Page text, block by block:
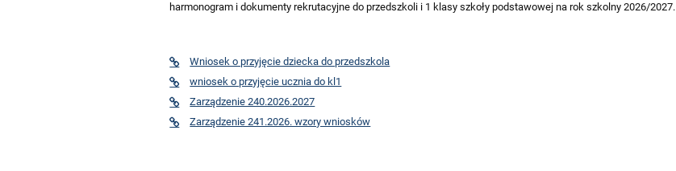
harmonogram i dokumenty rekrutacyjne do przedszkoli i 1 klasy szkoły podstawowej na rok szkolny 2026/2027.
Wniosek o przyjęcie dziecka do przedszkola
wniosek o przyjęcie ucznia do kl1
Zarządzenie 240.2026.2027
Zarządzenie 241.2026. wzory wniosków